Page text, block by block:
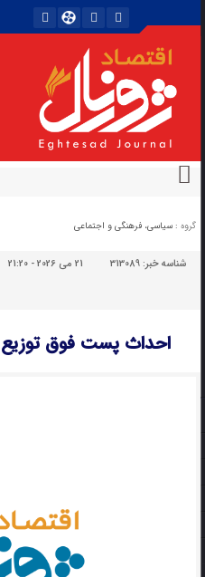
گروه : سیاسی، فرهنگی و اجتماعی
شناسه خبر:313089 21 می 2026 - 21:20
احداث پست فوق توزیع